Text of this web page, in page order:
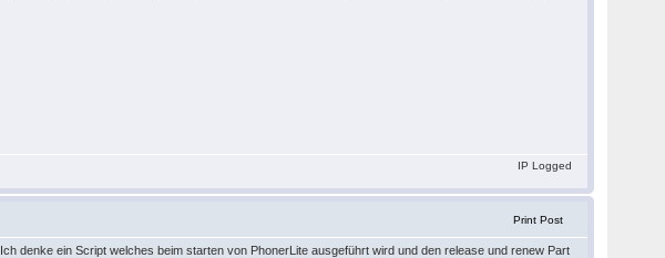
IP Logged
Print Post
Ich denke ein Script welches beim starten von PhonerLite ausgeführt wird und den release und renew Part